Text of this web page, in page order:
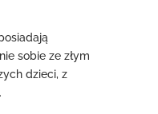
sobie ze złym
dzieci, z